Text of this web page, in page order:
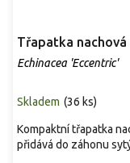
Třapatka nachová
Echinacea 'Eccentric'
Skladem (36 ks)
Kompaktní třapatka
přidává do záhonu